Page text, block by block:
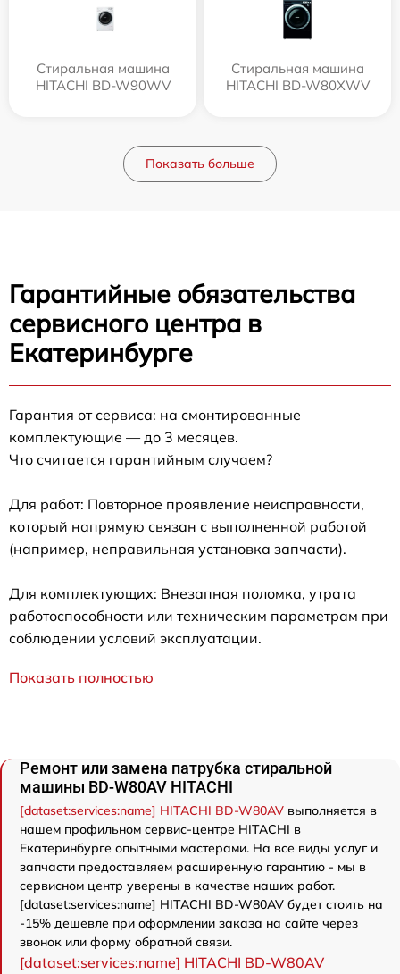
Стиральная машина
HITACHI BD-W90WV
Стиральная машина
HITACHI BD-W80XWV
Показать больше
Гарантийные обязательства
сервисного центра в
Екатеринбурге
Гарантия от сервиса: на смонтированные
комплектующие — до 3 месяцев.
Что считается гарантийным случаем?
Для работ: Повторное проявление неисправности,
который напрямую связан с выполненной работой
(например, неправильная установка запчасти).
Для комплектующих: Внезапная поломка, утрата
работоспособности или техническим параметрам при
соблюдении условий эксплуатации.
Показать полностью
Ремонт или замена патрубка стиральной
машины BD-W80AV HITACHI
[dataset:services:name] HITACHI BD-W80AV выполняется в
нашем профильном сервис-центре HITACHI в
Екатеринбурге опытными мастерами. На все виды услуг и
запчасти предоставляем расширенную гарантию - мы в
сервисном центр уверены в качестве наших работ.
[dataset:services:name] HITACHI BD-W80AV будет стоить на
-15% дешевле при оформлении заказа на сайте через
звонок или форму обратной связи.
[dataset:services:name] HITACHI BD-W80AV